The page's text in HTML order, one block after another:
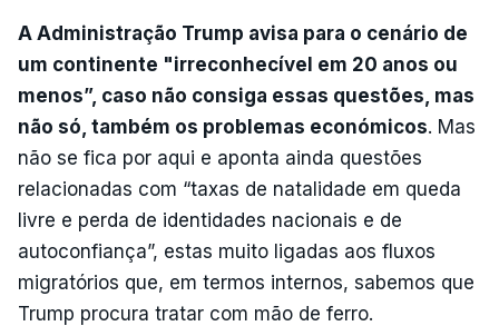
A Administração Trump avisa para o cenário de
um continente "irreconhecível em 20 anos ou
menos”, caso não consiga essas questões, mas
não só, também os problemas económicos. Mas
não se fica por aqui e aponta ainda questões
relacionadas com “taxas de natalidade em queda
livre e perda de identidades nacionais e de
autoconfiança”, estas muito ligadas aos fluxos
migratórios que, em termos internos, sabemos que
Trump procura tratar com mão de ferro.